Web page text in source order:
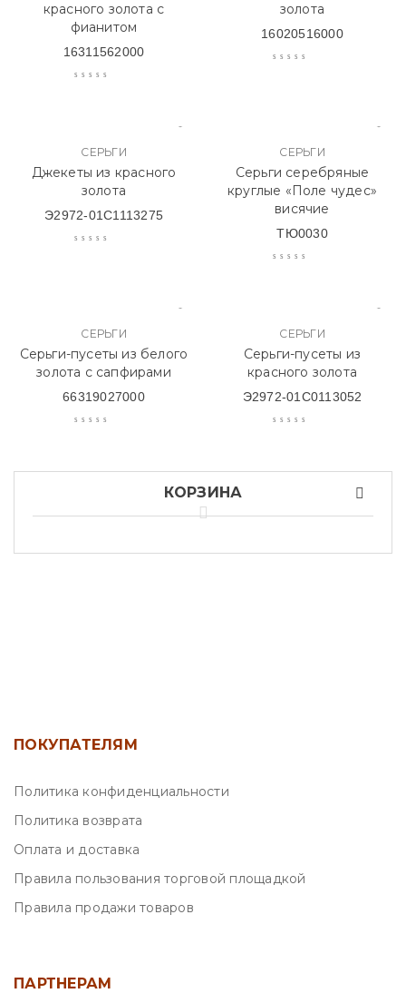
красного золота с
фианитом
16311562000
золота
16020516000
СЕРЬГИ
Джекеты из красного
золота
Э2972-01С1113275
СЕРЬГИ
Серьги серебряные
круглые «Поле чудес»
висячие
ТЮ0030
СЕРЬГИ
Серьги-пусеты из белого
золота с сапфирами
66319027000
СЕРЬГИ
Серьги-пусеты из
красного золота
Э2972-01С0113052
КОРЗИНА
ПОКУПАТЕЛЯМ
Политика конфиденциальности
Политика возврата
Оплата и доставка
Правила пользования торговой площадкой
Правила продажи товаров
ПАРТНЕРАМ